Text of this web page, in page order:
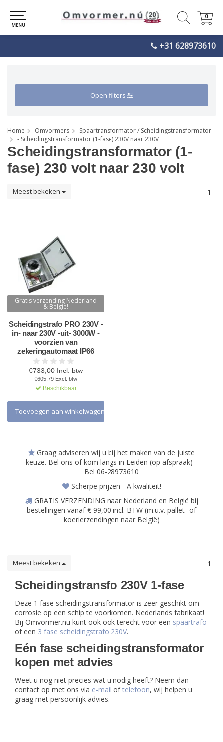
+31 628973610
0
0
MENU
Open filters
Home Omvormers
Spaartransformator / Scheidingstransformator
- Scheidingstransformator (1-fase) 230V naar 230V
Scheidingstransformator (1-
fase) 230 volt naar 230 volt
Meest bekeken 1
Gratis verzending Nederland
& Belgie!
Scheidingstrafo PRO 230V -
in- naar 230V -uit- 3000W -
voorzien van
zekeringautomaat IP66
€733,00 Incl. btw
€605,79 Excl. btw
Beschikbaar
Toevoegen aan winkelwagen
Graag adviseren wij u bij het maken van de juiste
keuze. Bel ons of kom langs in Leiden (op afspraak) -
Bel 06-28973610
Scherpe prijzen - A kwaliteit!
GRATIS VERZENDING naar Nederland en België bij
bestellingen vanaf € 99,00 incl. BTW (m.u.v. pallet- of
koerierzendingen naar België)
Meest bekeken 1
Scheidingstransfo 230V 1-fase
Deze 1 fase scheidingstransformator is zeer geschikt om
corrosie op een schip te voorkomen. Nederlands fabrikaat!
Bij Omvormer.nu kunt ook ook terecht voor een spaartrafo
of een 3 fase scheidingstrafo 230V.
Eén fase scheidingstransformator
kopen met advies
Weet u nog niet precies wat u nodig heeft? Neem dan
contact op met ons via e-mail oftelefoon, wij helpen u
graag met persoonlijk advies.